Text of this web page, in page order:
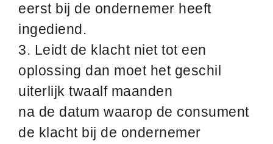
eerst bij de ondernemer heeft
ingediend.
3. Leidt de klacht niet tot een
oplossing dan moet het geschil
uiterlijk twaalf maanden
na de datum waarop de consument
de klacht bij de ondernemer